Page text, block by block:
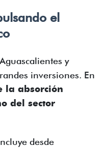
el
y
inversiones. En
la absorción
del sector
desde